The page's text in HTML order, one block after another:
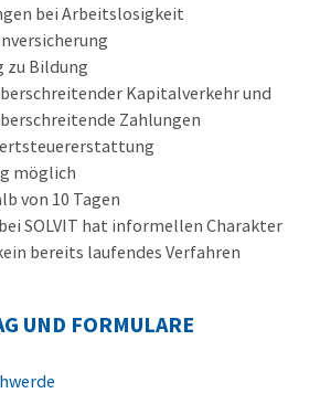
bei Arbeitslosigkeit
zu Bildung
Kapitalverkehr und
Zahlungen
möglich
von 10 Tagen
SOLVIT hat informellen Charakter
bereits laufendes Verfahren
UND FORMULARE